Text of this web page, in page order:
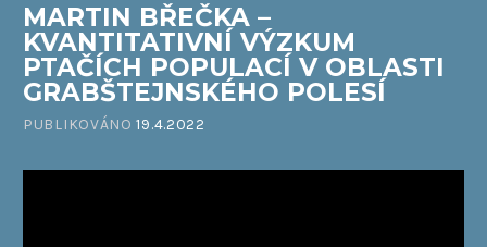
MARTIN BŘEČKA –
KVANTITATIVNÍ VÝZKUM
PTAČÍCH POPULACÍ V OBLASTI
GRABŠTEJNSKÉHO POLESÍ
PUBLIKOVÁNO19.4.2022